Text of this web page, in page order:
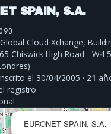
SPAIN, S.A.
Cloud Xchange,
Chiswick High Road - W4
el 30/04/2005 · 21
registro
EURONET SPAIN, S.A.